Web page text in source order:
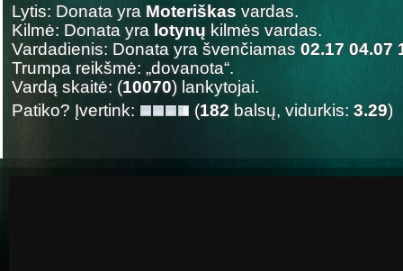
Lytis: Donata yra Moteriškas vardas.
Kilmė: Donata yra lotynų kilmės vardas.
Vardadienis: Donata yra švenčiamas 02.17 04.07
Trumpa reikšmė: „dovanota“.
Vardą skaitė: (10070) lankytojai.
Patiko? Įvertink:
(182 balsų, vidurkis: 3.29)